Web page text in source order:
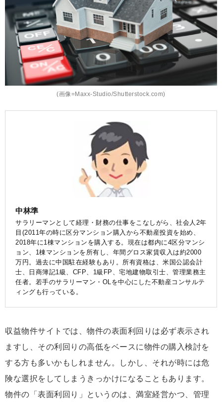
(画像=Maxx-Studio/Shutterstock.com)
中林準
サラリーマンとして経理・財務の仕事をこなしがら、社会人2年
目(2011年の時に区分マンション購入から不動産投資を始め、
2018年に1棟マンションを購入する。現在は都内に4区分マンシ
ョン、1棟マンションを所有し、年間グロス家賃収入は約2000
万円。過去に中国駐在経験もあり。所有資格は、米国公認会計
士、日商簿記1級、CFP、1級FP、宅地建物取引士、管理業務主
任者。若手のサラリーマン・OLを中心にした不動産コンサルテ
ィングも行っている。
収益物件サイトでは、物件の表面利回りは必ず表示され
ますし、その利回りの高低をベースに物件の購入検討を
する方も多いかもしれません。しかし、それが時には危
険な選択をしてしまうきっかけになることもあります。
物件の「表面利回り」というのは、満室経営かつ、管理